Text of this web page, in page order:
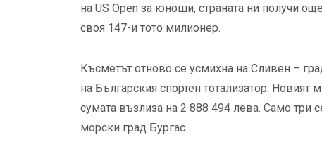
на US Open за юноши, страната ни получи
своя 147-и тото милионер.
Късметът отново се усмихна на Сливен –
на Българския спортен тотализатор. Новият
сумата възлиза на 2 888 494 лева. Само три
морски град Бургас.